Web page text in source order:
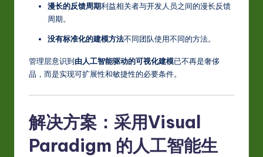
L
漫长的反馈周期利益相关者与开发人员之间的漫长反馈
周期。
没有标准化的建模方法不同团队使用不同的方法。
管理层意识到由人工智能驱动的可视化建模已不再是奢侈
品，而是实现可扩展性和敏捷性的必要条件。
解决方案：采用Visual
Paradigm 的人工智能生